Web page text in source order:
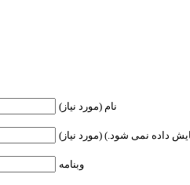
نام (مورد نیاز)
داده نمی شود.) (مورد نیاز)
وبنامه